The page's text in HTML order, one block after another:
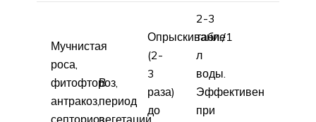
Мучнистая
роса,
фитофтороз,
антракоз,
В
период
Опрыскивание
(2-
3
раза)
до
2-3
табл./1
л
воды.
Эффективен
при